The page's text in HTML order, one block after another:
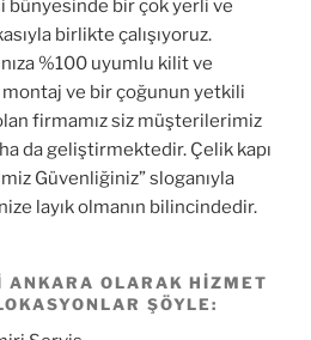
bünyesinde bir çok yerli ve
birlikte çalışıyoruz.
%100 uyumlu kilit ve
ve bir çoğunun yetkili
firmamız siz müşterilerimiz
da geliştirmektedir. Çelik kapı
Güvenliğiniz” sloganıyla
layık olmanın bilincindedir.
OLARAK HIZMET
ŞÖYLE: